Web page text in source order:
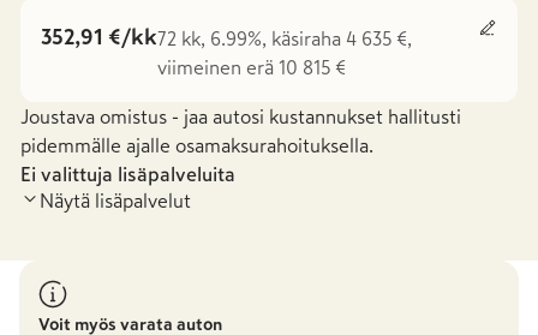
352,91 €/kk72 kk, 6.99%, käsiraha 4 635 €,
viimeinen erä 10 815 €
Joustava omistus - jaa autosi kustannukset hallitusti
pidemmälle ajalle osamaksurahoituksella.
Ei valittuja lisäpalveluita
Näytä lisäpalvelut
Voit myös varata auton